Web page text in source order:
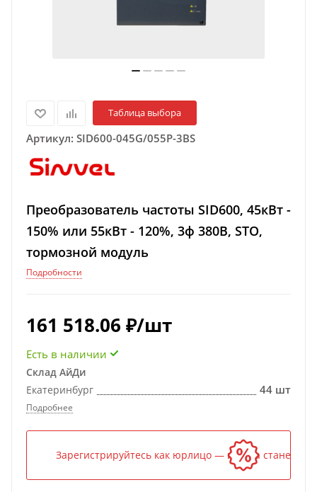
Таблица выбора
Артикул: SID600-045G/055P-3BS
Преобразователь частоты SID600, 45кВт -
150% или 55кВт - 120%, 3ф 380В, STO,
тормозной модуль
Подробности
161 518.06 ₽/шт
Есть в наличии
Склад АйДи
Екатеринбург
44 шт
Подробнее
Зарегистрируйтесь как юрлицо — и цена станет